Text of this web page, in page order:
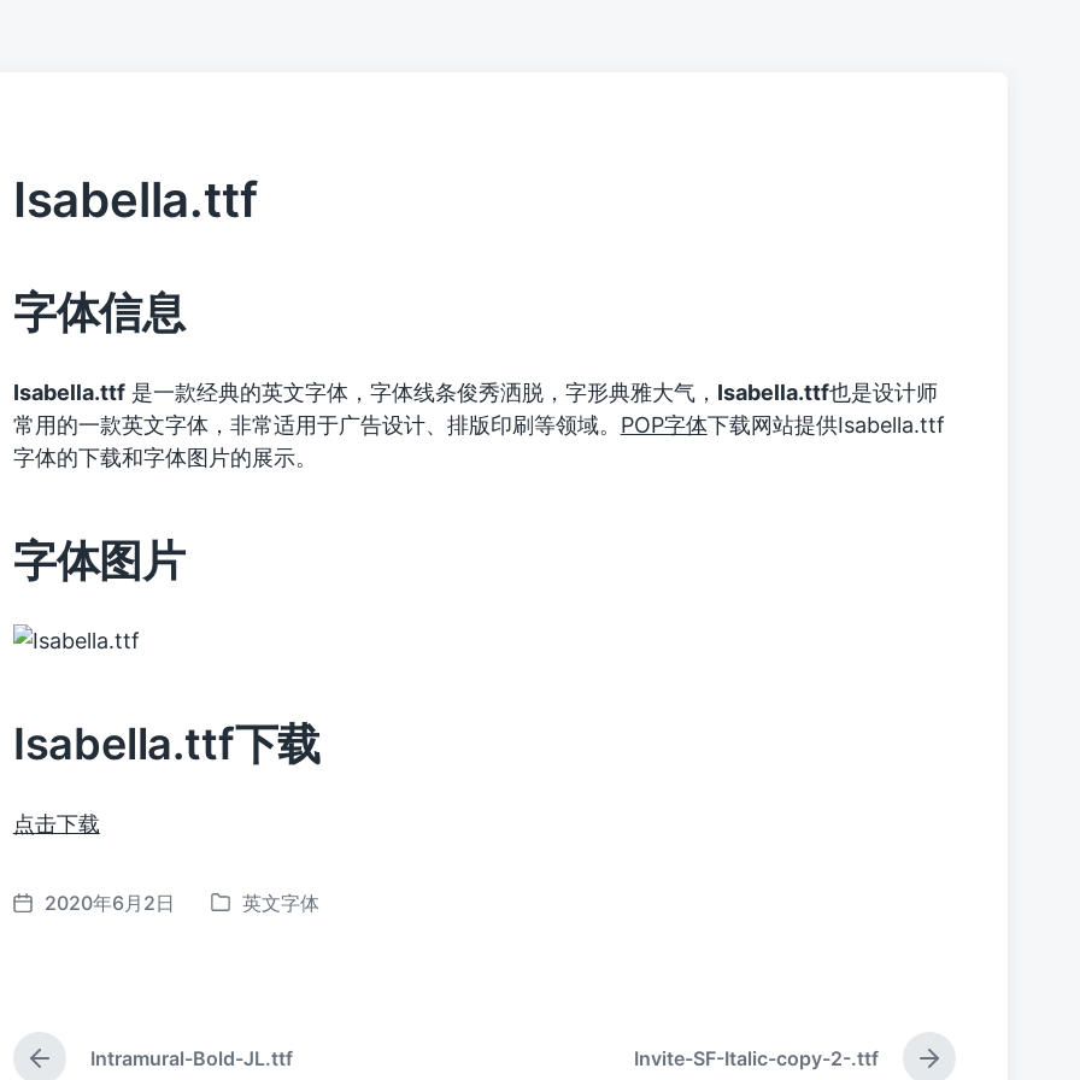
Isabella.ttf
字体信息
Isabella.ttf是一款经典的英文字体，字体线条俊秀洒脱，字形典雅大气， Isabella.ttf也是设计师
常用的一款英文字体，非常适用于广告设计、排版印刷等领域。 POP字体下载网站提供Isabella.ttf
字体的下载和字体图片的展示。
字体图片
Isabella.ttf下载
点击下载
发
2020年6月2日
发
英文字体
上
Intramural-Bold-JL.ttf
下
Invite-SF-Italic-copy-2-.ttf